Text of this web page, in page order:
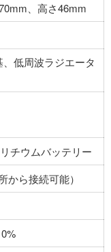
、高さ46mm
低周波ラジエータ
チウムバッテリー
から接続可能）